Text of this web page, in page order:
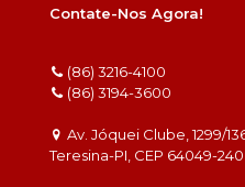
Contate-Nos Agora!
(86) 3216-4100
(86) 3194-3600
Av. Jóquei Clube, 1299/
Teresina-PI, CEP 64049-240